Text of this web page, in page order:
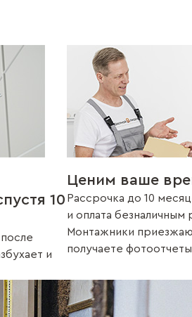
10
и
Ценим ваше
Рассрочка до 10
и оплата безналичным
Монтажники
получаете